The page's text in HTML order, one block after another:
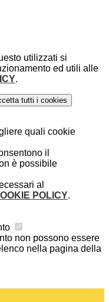
utilizzati si
ed utili alle
.
tutti i cookies
quali cookie
il
è possibile
al
POLICY.
non possono essere
nella pagina della